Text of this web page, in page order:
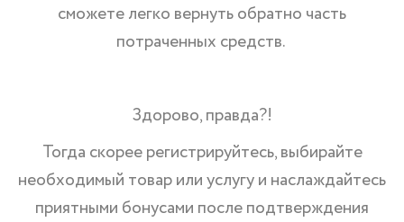
сможете легко вернуть обратно часть
потраченных средств.
Здорово, правда?!
Тогда скорее регистрируйтесь, выбирайте
необходимый товар или услугу и наслаждайтесь
приятными бонусами после подтверждения